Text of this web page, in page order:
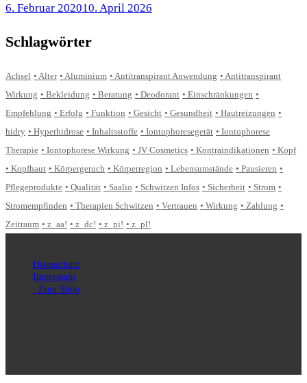
6. Februar 202010. April 2026
Schlagwörter
Achsel Alter Aluminium Antitranspirant Anwendung
Antitranspirant
Wirkung
Bekleidung Beratung Deodorant
Einschränkungen
Empfehlung
Erfolg Funktion Gesicht Gesundheit
Hautreizungen
hidry
Hyperhidrose Inhaltsstoffe Iontophoresegerät
Iontophorese
Therapie
Iontophorese Wirkung JV Cosmetics Kontraindikationen
Kopf
Kopfhaut
Körpergeruch Körperregion Lebensumstände
Pausieren
Pflegeprodukte
Qualität Saalio Schwitzen Infos Sicherheit
Strom
Stromempfinden
Therapien Schwitzen Vertrauen Wirkung
Zahlung
Zeitraum
z_aa! z_dc! z_pi! z_pl!
Datenschutz
Impressum
Zum Shop